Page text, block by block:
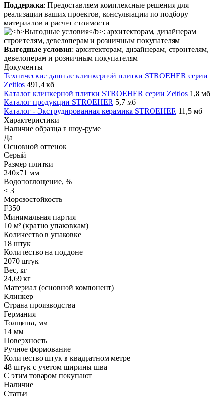
Поддержка: Предоставляем комплексные решения для
реализации ваших проектов, консультации по подбору
материалов и расчет стоимости
Выгодные условия: архитекторам, дизайнерам, строителям,
девелоперам и розничным покупателям
Документы
Технические данные клинкерной плитки STROEHER серии
Zeitlos 491,4 кб
Каталог клинкерной плитки STROEHER серии Zeitlos 1,8 мб
Каталог продукции STROEHER 5,7 мб
Каталог - Экструдированная керамика STROEHER 11,5 мб
Характеристики
Наличие образца в шоу-руме
Да
Основной оттенок
Серый
Размер плитки
240x71 мм
Водопоглощение, %
≤ 3
Морозостойкость
F350
Минимальная партия
10 м² (кратно упаковкам)
Количество в упаковке
18 штук
Количество на поддоне
2070 штук
Вес, кг
24,69 кг
Материал (основной компонент)
Клинкер
Страна производства
Германия
Толщина, мм
14 мм
Поверхность
Ручное формование
Количество штук в квадратном метре
48 штук с учетом ширины шва
С этим товаром покупают
Наличие
Статьи